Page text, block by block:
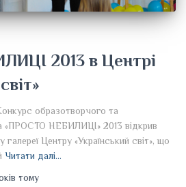
2013 в Центрі
образотворчого та
«ПРОСТО НЕБИЛИЦІ» 2013 відкрив
галереї Центру «Український світ», що
Читати далі…
тому